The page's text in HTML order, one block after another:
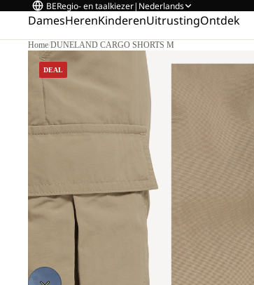
BERegio- en taalkiezer| Nederlands
DamesHerenKinderenUitrustingOntdek
Home/DUNELAND CARGO SHORTS M
DEAL